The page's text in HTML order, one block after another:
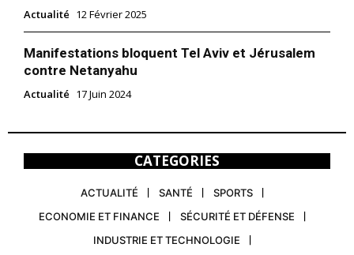
Actualité 12 Février 2025
Manifestations bloquent Tel Aviv et Jérusalem
contre Netanyahu
Actualité 17 Juin 2024
CATEGORIES
ACTUALITÉ SANTÉ
SPORTS
ECONOMIE ET FINANCE
SÉCURITÉ ET DÉFENSE
INDUSTRIE ET TECHNOLOGIE